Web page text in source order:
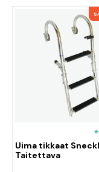
Uima tikkaat
Taitettava